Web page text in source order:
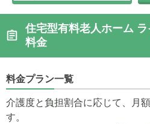
住宅型有料老人ホーム
料金
料金プラン一覧
介護度と負担割合に応じて、月
す。